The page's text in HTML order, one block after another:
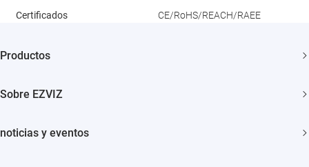
Certificados CE/RoHS/REACH/RAEE
Productos
Sobre EZVIZ
noticias y eventos